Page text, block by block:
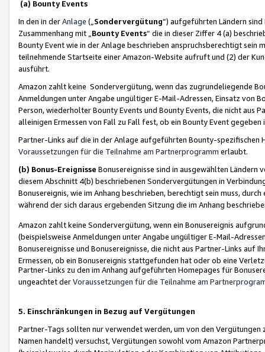
(a) Bounty Events
In den in derAnlage („ Sondervergütung“) aufgeführten Ländern
Zusammenhang mit „ Bounty Events“ die in dieser Ziffer 4 (a)
Bounty Event wie in der Anlage beschrieben anspruchsberechtigt sein
teilnehmende Startseite einer Amazon-Website aufruft und (2) der
ausführt.
Amazon zahlt keine Sondervergütung, wenn das zugrundeliegende
Anmeldungen unter Angabe ungültiger E-Mail-Adressen, Einsatz von
Person, wiederholter Bounty Events und Bounty Events, die nicht
alleinigen Ermessen von Fall zu Fall fest, ob ein Bounty Event
Partner-Links auf die in der Anlage aufgeführten Bounty-spezifischen
Voraussetzungen für die Teilnahme am Partnerprogramm erlaubt.
(b) Bonus-Ereignisse Bonusereignisse sind in ausgewählten Ländern
diesem Abschnitt 4(b) beschriebenen Sondervergütungen in
Bonusereignis, wie im Anhang beschrieben, berechtigt sein muss,
während der sich daraus ergebenden Sitzung die im Anhang
Amazon zahlt keine Sondervergütung, wenn ein Bonusereignis
(beispielsweise Anmeldungen unter Angabe ungültiger E-Mail-
Bonusereignisse und Bonusereignisse, die nicht aus Partner-Links auf
Ermessen, ob ein Bonusereignis stattgefunden hat oder ob eine
Partner-Links zu den im Anhang aufgeführten Homepages für
ungeachtet derVoraussetzungen für die Teilnahme am
5. Einschränkungen in Bezug auf Vergütungen
Partner-Tags sollten nur verwendet werden, um von den
Namen handelt) versuchst, Vergütungen sowohl vom Amazon